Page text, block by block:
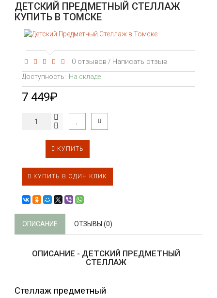
ДЕТСКИЙ ПРЕДМЕТНЫЙ СТЕЛЛАЖ
КУПИТЬ В ТОМСКЕ
0 отзывов / Написать отзыв
Доступность: На складе
7 449₽
КУПИТЬ
КУПИТЬ В ОДИН КЛИК
ОПИСАНИЕ ОТЗЫВЫ (0)
ОПИСАНИЕ - ДЕТСКИЙ ПРЕДМЕТНЫЙ
СТЕЛЛАЖ
Стеллаж предметный